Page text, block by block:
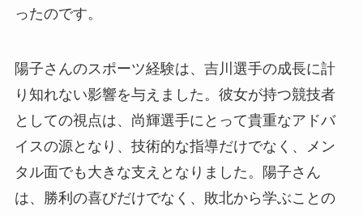
ったのです。
陽子さんのスポーツ経験は、吉川選手の成長に計
り知れない影響を与えました。彼女が持つ競技者
としての視点は、尚輝選手にとって貴重なアドバ
イスの源となり、技術的な指導だけでなく、メン
タル面でも大きな支えとなりました。陽子さん
は、勝利の喜びだけでなく、敗北から学ぶことの